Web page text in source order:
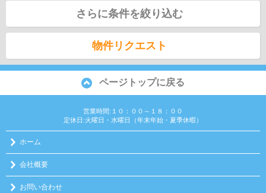
さらに条件を絞り込む
物件リクエスト
ページトップに戻る
営業時間:１０：００～１８：００
定休日:火曜日・水曜日（年末年始・夏季休暇）
ホーム
会社概要
お問い合わせ